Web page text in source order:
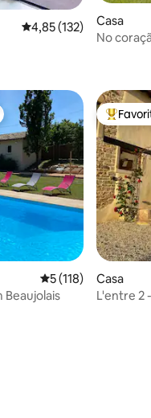
Classificação média de
4,85 (132)
Casa
No
apreciados
Classificação média
5 (118)
Beaujolais
Casa
L'entre 2